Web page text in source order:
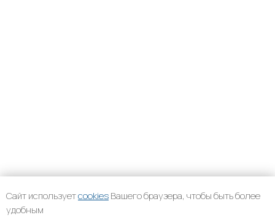
Сайт используетcookiesВашего браузера, чтобы быть более
удобным